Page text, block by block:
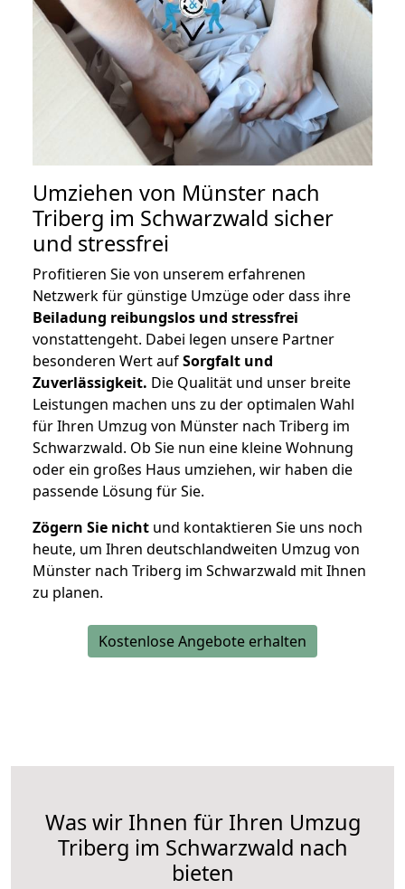
Umziehen von Münster nach
Triberg im Schwarzwald sicher
und stressfrei
Profitieren Sie von unserem erfahrenen
Netzwerk für günstige Umzüge oder dass ihre
Beiladung reibungslos und stressfrei
vonstattengeht. Dabei legen unsere Partner
besonderen Wert aufSorgfalt und
Zuverlässigkeit. Die Qualität und unser breite
Leistungen machen uns zu der optimalen Wahl
für Ihren Umzug von Münster nach Triberg im
Schwarzwald. Ob Sie nun eine kleine Wohnung
oder ein großes Haus umziehen, wir haben die
passende Lösung für Sie.
Zögern Sie nicht und kontaktieren Sie uns noch
heute, um Ihren deutschlandweiten Umzug von
Münster nach Triberg im Schwarzwald mit Ihnen
zu planen.
Kostenlose Angebote erhalten
Was wir Ihnen für Ihren Umzug
Triberg im Schwarzwald nach
bieten